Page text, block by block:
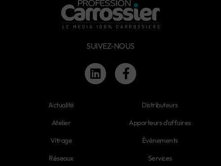
SUIVEZ-NOUS
Actualité
Atelier
Vitrage
Réseaux
Distributeurs
Apporteurs d'affaires
Évènements
Services